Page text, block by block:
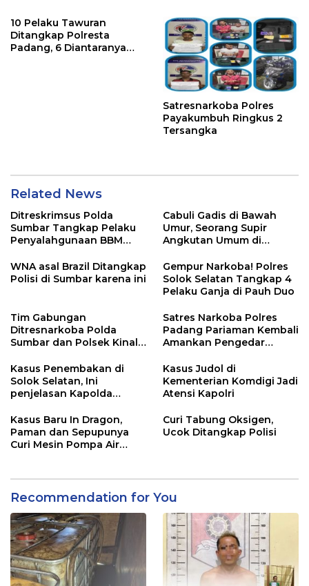
10 Pelaku Tawuran
Ditangkap Polresta
Padang, 6 Diantaranya
Satresnarkoba Polres
Payakumbuh Ringkus 2
Tersangka
Related News
Ditreskrimsus Polda
Sumbar Tangkap Pelaku
Penyalahgunaan BBM
Cabuli Gadis di Bawah
Umur, Seorang Supir
Angkutan Umum di
Padang Panjang
WNA asal Brazil Ditangkap
Polisi di Sumbar karena ini
Gempur Narkoba! Polres
Solok Selatan Tangkap 4
Pelaku Ganja di Pauh Duo
Tim Gabungan
Ditresnarkoba Polda
Sumbar dan Polsek Kinali
Pengedar Ganja Kering
Satres Narkoba Polres
Padang Pariaman Kembali
Amankan Pengedar
Kasus Penembakan di
Solok Selatan, Ini
penjelasan Kapolda
Kasus Judol di
Kementerian Komdigi Jadi
Atensi Kapolri
Kasus Baru In Dragon,
Paman dan Sepupunya
Curi Mesin Pompa Air
Curi Tabung Oksigen,
Ucok Ditangkap Polisi
Recommendation for You